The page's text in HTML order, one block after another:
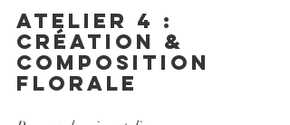
Atelier 4 :
création &
composition
florale